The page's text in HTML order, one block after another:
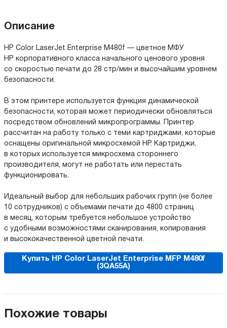
Описание
HP Color LaserJet Enterprise M480f — цветное МФУ
HP корпоративного класса начального ценового уровня
со скоростью печати до 28 стр/мин и высочайшим уровнем
безопасности.
В этом принтере используется функция динамической
безопасности, которая может периодически обновляться
посредством обновлений микропрограммы. Принтер
рассчитан на работу только с теми картриджами, которые
оснащены оригинальной микросхемой HP. Картриджи,
в которых используется микросхема стороннего
производителя, могут не работать или перестать
функционировать.
Идеальный выбор для небольших рабочих групп (не более
10 сотрудников) с объемами печати до 4800 страниц
в месяц, которым требуется небольшое устройство
с удобными возможностями сканирования, копирования
и высококачественной цветной печати.
Купить HP Color LaserJet Enterprise MFP M480f
(3QA55A)
Похожие товары